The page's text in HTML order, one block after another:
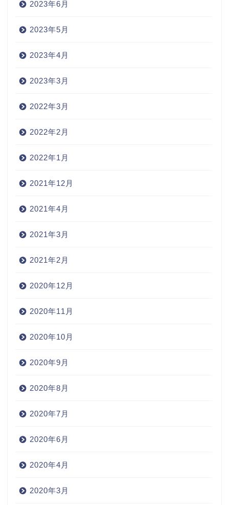
2023年6月
2023年5月
2023年4月
2023年3月
2022年3月
2022年2月
2022年1月
2021年12月
2021年4月
2021年3月
2021年2月
2020年12月
2020年11月
2020年10月
2020年9月
2020年8月
2020年7月
2020年6月
2020年4月
2020年3月